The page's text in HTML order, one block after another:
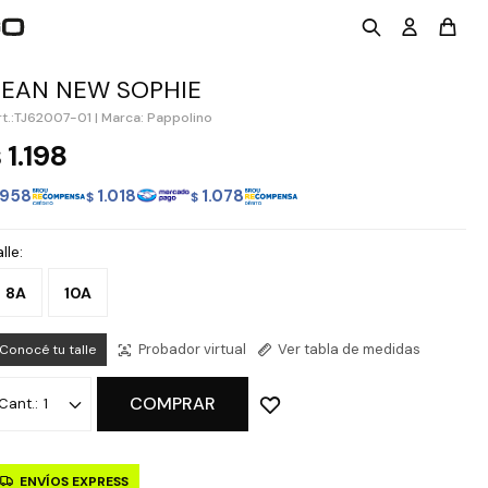
NEW SOPHIE
TJ62007-01 | Marca: Pappolino
1.198
958 $ 1.018 $ 1.078
8A 10A
Conocé tu talle Probador virtual Ver tabla de medidas
1 COMPRAR
ENVÍOS EXPRESS